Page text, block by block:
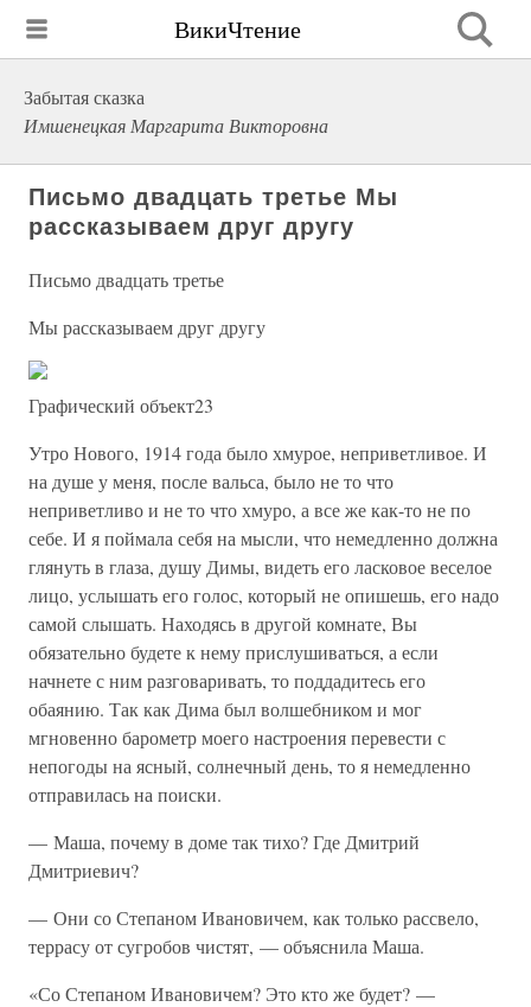
ВикиЧтение
Забытая сказка
Имшенецкая Маргарита Викторовна
Письмо двадцать третье Мы
рассказываем друг другу
Письмо двадцать третье
Мы рассказываем друг другу
Графический объект23
Утро Нового, 1914 года было хмурое, неприветливое. И
на душе у меня, после вальса, было не то что
неприветливо и не то что хмуро, а все же как-то не по
себе. И я поймала себя на мысли, что немедленно должна
глянуть в глаза, душу Димы, видеть его ласковое веселое
лицо, услышать его голос, который не опишешь, его надо
самой слышать. Находясь в другой комнате, Вы
обязательно будете к нему прислушиваться, а если
начнете с ним разговаривать, то поддадитесь его
обаянию. Так как Дима был волшебником и мог
мгновенно барометр моего настроения перевести с
непогоды на ясный, солнечный день, то я немедленно
отправилась на поиски.
— Маша, почему в доме так тихо? Где Дмитрий
Дмитриевич?
— Они со Степаном Ивановичем, как только рассвело,
террасу от сугробов чистят, — объяснила Маша.
«Со Степаном Ивановичем? Это кто же будет? —